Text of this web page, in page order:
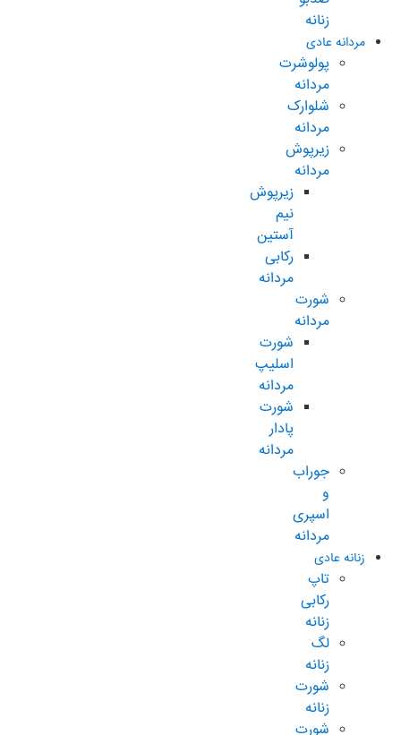
زنانه
مردانه عادی
پولوشرت
مردانه
شلوارک
مردانه
زیرپوش
مردانه
زیرپوش
نیم
آستین
رکابی
مردانه
شورت
مردانه
شورت
اسلیپ
مردانه
شورت
پادار
مردانه
جوراب
و
اسپری
مردانه
زنانه عادی
تاپ
رکابی
زنانه
لگ
زنانه
شورت
زنانه
شورت